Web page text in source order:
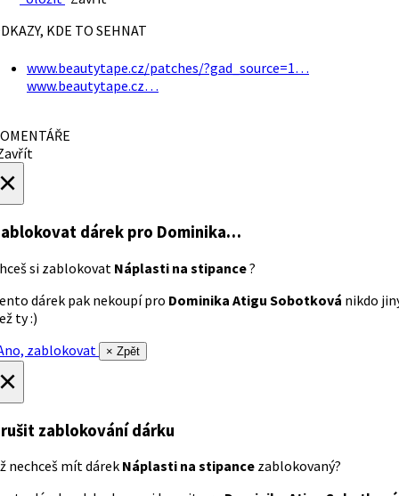
KDE TO SEHNAT
www.beautytape.cz/patches/?gad_source=1…
www.beautytape.cz…
dárek pro Dominika…
si zablokovat Náplasti na stipance?
dárek pak nekoupí pro Dominika Atigu Sobotková nikdo
ty :)
zablokovat
× Zpět
zablokování dárku
nechceš mít dárek Náplasti na stipance zablokovaný?